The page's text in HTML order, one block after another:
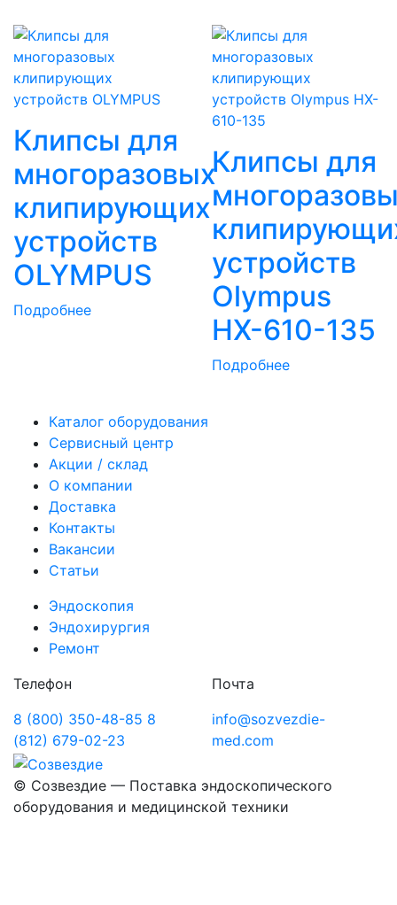
Клипсы для
многоразовых
клипирующих
устройств
OLYMPUS
Подробнее
Клипсы для
устройств
Olympus
HX-610-135
Подробнее
Каталог оборудования
Сервисный центр
Акции / склад
О компании
Доставка
Контакты
Вакансии
Статьи
Эндоскопия
Эндохирургия
Ремонт
Телефон
8 (800) 350-48-85 8
(812) 679-02-23
Почта
info@sozvezdie-
med.com
© Созвездие — Поставка эндоскопического
оборудования и медицинской техники